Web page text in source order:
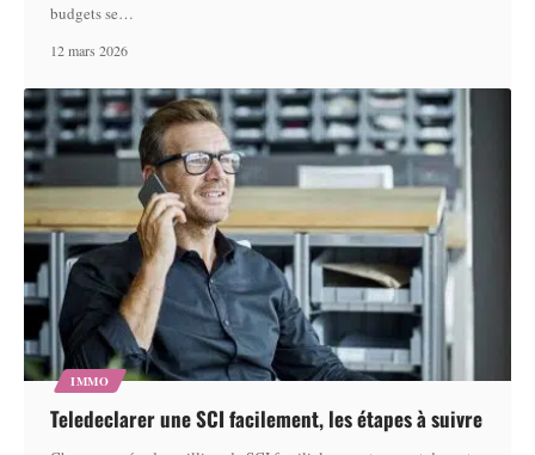
budgets se…
12 mars 2026
IMMO
Teledeclarer une SCI facilement, les étapes à suivre